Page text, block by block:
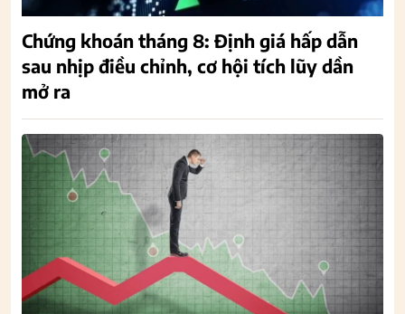
Chứng khoán tháng 8: Định giá hấp dẫn
sau nhịp điều chỉnh, cơ hội tích lũy dần
mở ra